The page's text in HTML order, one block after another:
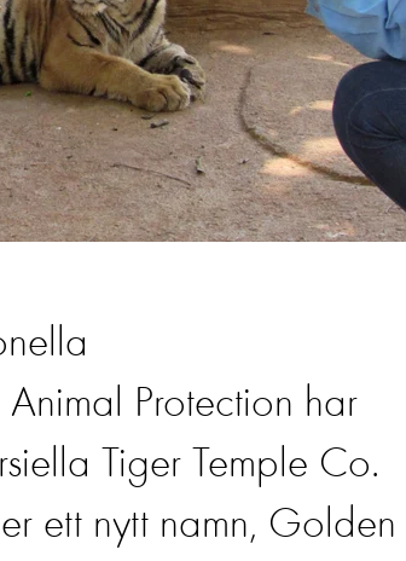
Protection har
Tiger Temple Co.
ett nytt namn, Golden